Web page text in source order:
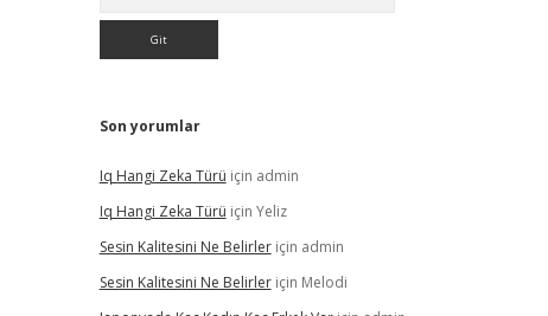
Son yorumlar
Iq Hangi Zeka Türü için admin
Iq Hangi Zeka Türü için Yeliz
Sesin Kalitesini Ne Belirleriçin admin
Sesin Kalitesini Ne Belirleriçin Melodi